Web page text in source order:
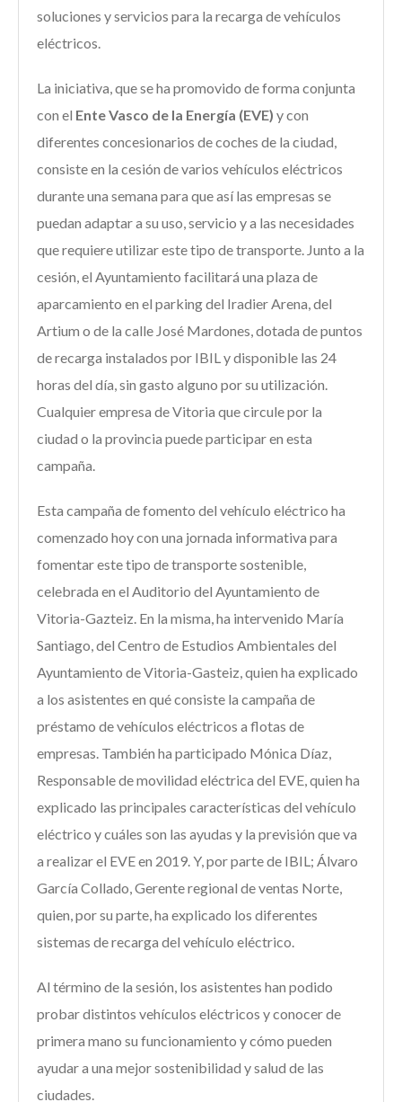
soluciones y servicios para la recarga de vehículos
eléctricos.
La iniciativa, que se ha promovido de forma conjunta
con el Ente Vasco de la Energía (EVE) y con
diferentes concesionarios de coches de la ciudad,
consiste en la cesión de varios vehículos eléctricos
durante una semana para que así las empresas se
puedan adaptar a su uso, servicio y a las necesidades
que requiere utilizar este tipo de transporte. Junto a la
cesión, el Ayuntamiento facilitará una plaza de
aparcamiento en el parking del Iradier Arena, del
Artium o de la calle José Mardones, dotada de puntos
de recarga instalados por IBIL y disponible las 24
horas del día, sin gasto alguno por su utilización.
Cualquier empresa de Vitoria que circule por la
ciudad o la provincia puede participar en esta
campaña.
Esta campaña de fomento del vehículo eléctrico ha
comenzado hoy con una jornada informativa para
fomentar este tipo de transporte sostenible,
celebrada en el Auditorio del Ayuntamiento de
Vitoria-Gazteiz. En la misma, ha intervenido María
Santiago, del Centro de Estudios Ambientales del
Ayuntamiento de Vitoria-Gasteiz, quien ha explicado
a los asistentes en qué consiste la campaña de
préstamo de vehículos eléctricos a flotas de
empresas. También ha participado Mónica Díaz,
Responsable de movilidad eléctrica del EVE, quien ha
explicado las principales características del vehículo
eléctrico y cuáles son las ayudas y la previsión que va
a realizar el EVE en 2019. Y, por parte de IBIL; Álvaro
García Collado, Gerente regional de ventas Norte,
quien, por su parte, ha explicado los diferentes
sistemas de recarga del vehículo eléctrico.
Al término de la sesión, los asistentes han podido
probar distintos vehículos eléctricos y conocer de
primera mano su funcionamiento y cómo pueden
ayudar a una mejor sostenibilidad y salud de las
ciudades.